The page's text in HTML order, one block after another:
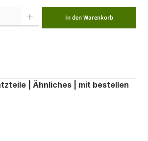
In den Warenkorb
| Ähnliches | mit bestellen